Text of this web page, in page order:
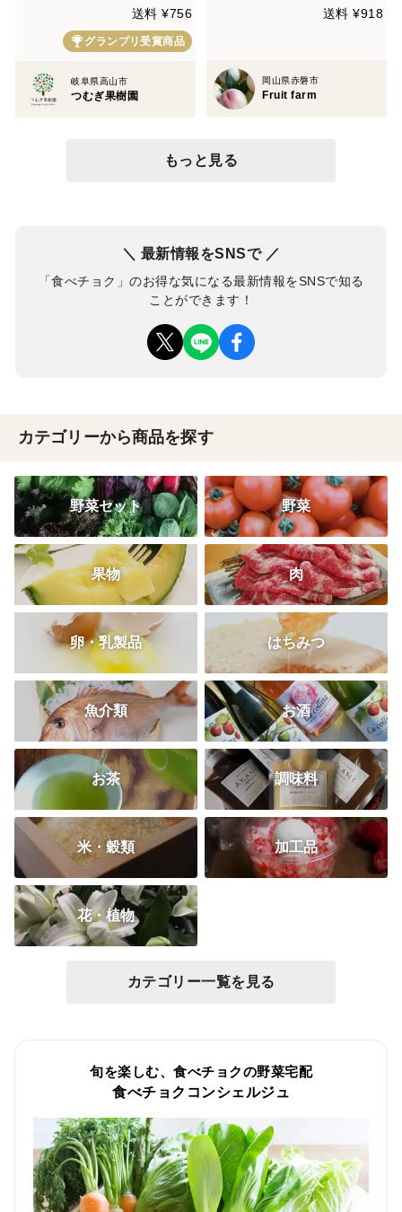
送料 ¥756
グランプリ受賞商品
岐阜県高山市
つむぎ果樹園
送料 ¥918
岡山県赤磐市
Fruit farm
もっと見る
＼ 最新情報をSNSで ／
「食べチョク」のお得な気になる最新情報をSNSで知る
ことができます！
カテゴリーから商品を探す
野菜セット 野菜
果物 肉
卵・乳製品 はちみつ
魚介類 お酒
お茶 調味料
米・穀類 加工品
花・植物
カテゴリー一覧を見る
旬を楽しむ、食べチョクの野菜宅配
食べチョクコンシェルジュ